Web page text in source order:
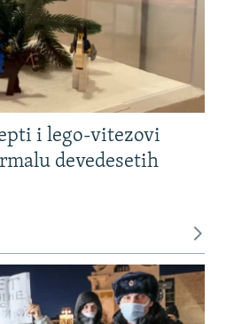
i lego-vitezovi
devedesetih